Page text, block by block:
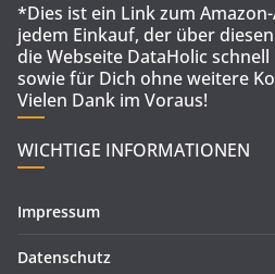
*Dies ist ein Link zum
jedem Einkauf, der über
die Webseite DataHolic
sowie für Dich ohne weitere
Vielen Dank im Voraus!
WICHTIGE INFORMATIONEN
Impressum
Datenschutz